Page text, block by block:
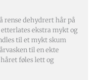
rense dehydrert hår på
ekstra mykt og
til et mykt skum
til en ekte
føles lett og